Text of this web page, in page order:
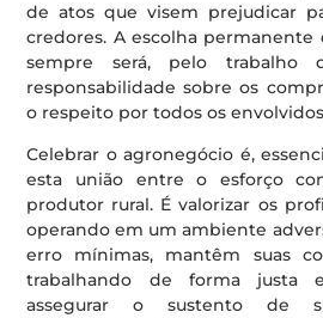
de atos que visem prejudicar
credores. A escolha
sempre será, pelo trabalho
responsabilidade sobre os
o respeito por todos os
Celebrar o agronegócio é,
esta união entre o esforço
produtor rural. É valorizar os
operando em um ambiente
erro mínimas, mantêm suas
trabalhando de forma justa
assegurar o sustento de